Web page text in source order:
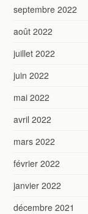
septembre 2022
août 2022
juillet 2022
juin 2022
mai 2022
avril 2022
mars 2022
février 2022
janvier 2022
décembre 2021